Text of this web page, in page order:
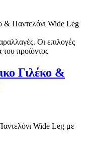
Οι επιλογές
προϊόντος
Γιλέκο &